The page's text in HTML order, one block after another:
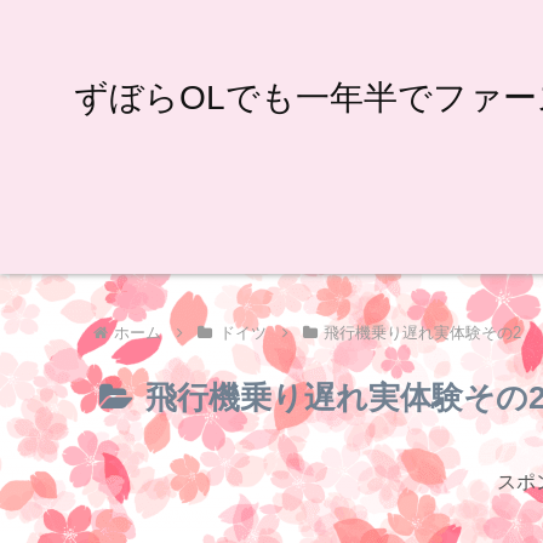
ずぼらOLでも一年半でファ
ホーム ドイツ 飛行機乗り遅れ実体験その2
飛行機乗り遅れ実体験その
スポ